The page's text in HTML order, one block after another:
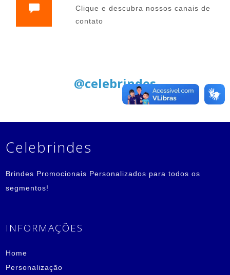
Clique e descubra nossos canais de
contato
@celebrindes
Celebrindes
Brindes Promocionais Personalizados para todos os
segmentos!
INFORMAÇÕES
Home
Personalização